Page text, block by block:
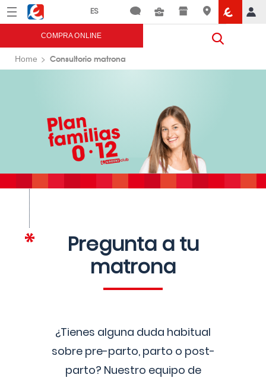
Menú Eroski
COMPRA ONLINE
Home Consultorio matrona
Pregunta a tu
matrona
¿Tienes alguna duda habitual
sobre pre-parto, parto o post-
parto? Nuestro equipo de